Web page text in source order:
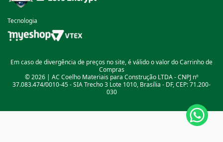
Tecnologia
Em caso de divergência de preços no site, é válido o valor do Carrinho de
Compras
© 2026 | AC Coelho Materiais para Construção LTDA - CNPJ nº
37.083.474/0010-45 - SIA Trecho 3 Lote 1010, Brasília - DF, CEP: 71.200-
030